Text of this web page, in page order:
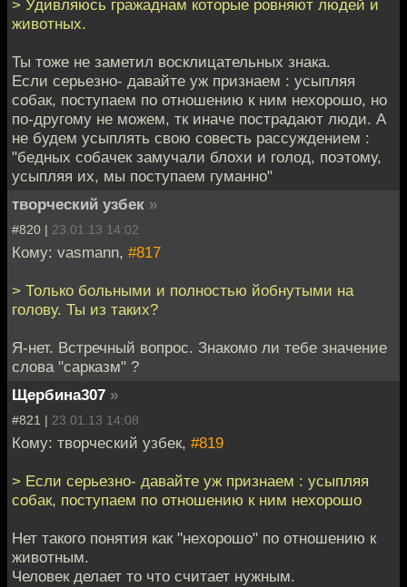
> Удивляюсь гражаднам которые ровняют людей и
животных.
Ты тоже не заметил восклицательных знака.
Если серьезно- давайте уж признаем : усыпляя
собак, поступаем по отношению к ним нехорошо, но
по-другому не можем, тк иначе пострадают люди. А
не будем усыплять свою совесть рассуждением :
"бедных собачек замучали блохи и голод, поэтому,
усыпляя их, мы поступаем гуманно"
творческий узбек »
#820 | 23.01.13 14:02
Кому: vasmann, #817
> Только больными и полностью йобнутыми на
голову. Ты из таких?
Я-нет. Встречный вопрос. Знакомо ли тебе значение
слова "сарказм" ?
Щербина307 »
#821 | 23.01.13 14:08
Кому: творческий узбек, #819
> Если серьезно- давайте уж признаем : усыпляя
собак, поступаем по отношению к ним нехорошо
Нет такого понятия как "нехорошо" по отношению к
животным.
Человек делает то что считает нужным.